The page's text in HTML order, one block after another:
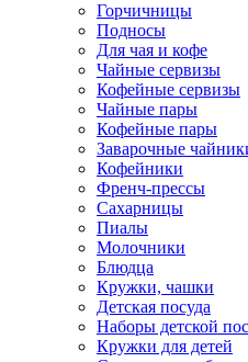
Горчичницы
Подносы
Для чая и кофе
Чайные сервизы
Кофейные сервизы
Чайные пары
Кофейные пары
Заварочные
Кофейники
Френч-прессы
Сахарницы
Пиалы
Молочники
Блюдца
Кружки, чашки
Детская посуда
Наборы детской
Кружки для детей